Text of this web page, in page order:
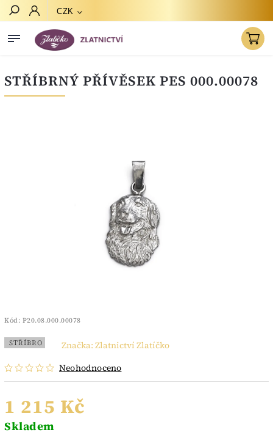
CZK
STŘÍBRNÝ PŘÍVĚSEK PES 000.00078
Kód: P20.08.000.00078
STŘÍBRO
Neohodnoceno
Značka: Zlatnictví Zlatíčko
1 215 Kč
Skladem